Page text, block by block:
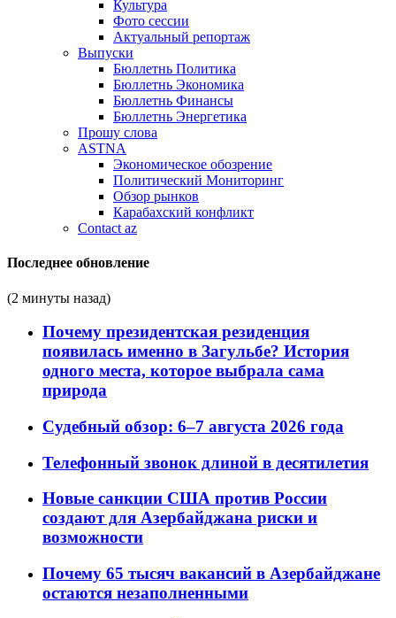
Культура
Фото сессии
Актуальный репортаж
Выпуски
Бюллетнь Политика
Бюллетнь Экономика
Бюллетнь Финансы
Бюллетнь Энергетика
Прошу слова
ASTNA
Экономическое обозрение
Политический Мониторинг
Обзор рынков
Карабахский конфликт
Contact az
Последнее обновление
(2 минуты назад)
Почему президентская резиденция
появилась именно в Загульбе? История
одного места, которое выбрала сама
природа
Судебный обзор: 6–7 августа 2026 года
Телефонный звонок длиной в десятилетия
Новые санкции США против России
создают для Азербайджана риски и
возможности
Почему 65 тысяч вакансий в Азербайджане
остаются незаполненными